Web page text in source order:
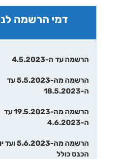
דמי הרשמה
הרשמה עד ה-4.5.2023
הרשמה מה-5.5.2023 עד
ה-18.5.2023
הרשמה מה-19.5.2023 עד
ה-4.6.2023
הרשמה מה-5.6.2023
הכנס כולל